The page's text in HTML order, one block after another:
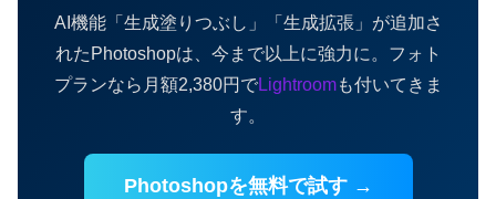
AI機能「生成塗りつぶし」「生成拡張」が追加さ
れたPhotoshopは、今まで以上に強力に。フォト
プランなら月額2,380円でLightroomも付いてきま
す。
Photoshopを無料で試す →